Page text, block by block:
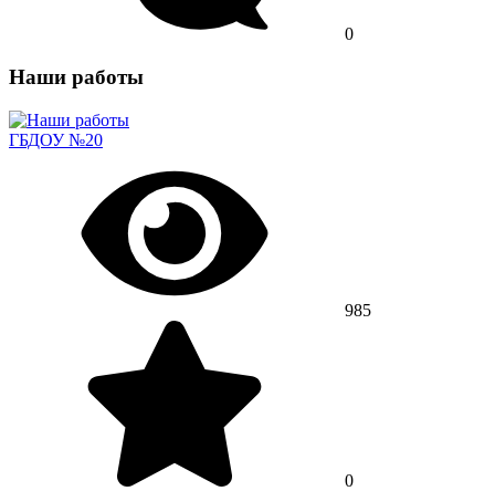
0
Наши работы
ГБДОУ №20
985
0